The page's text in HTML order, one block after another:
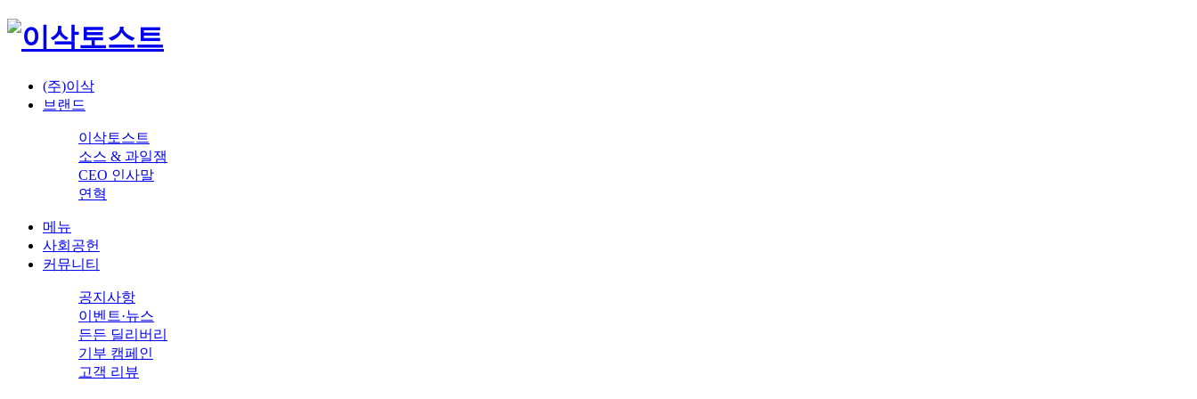
(주)이삭
브랜드
이삭토스트
소스 & 과일잼
CEO 인사말
연혁
메뉴
사회공헌
커뮤니티
공지사항
이벤트·뉴스
든든 딜리버리
기부 캠페인
고객 리뷰